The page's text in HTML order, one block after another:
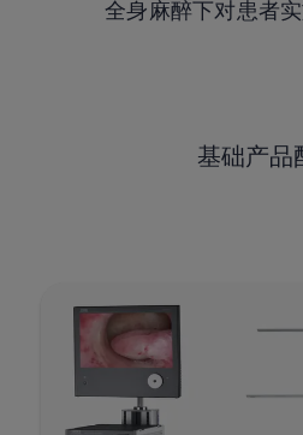
全身麻醉下对患者实
基础产品